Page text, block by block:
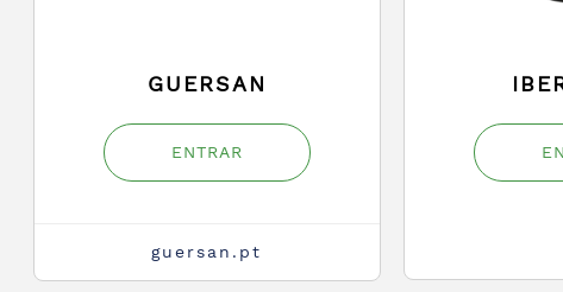
GUERSAN
ENTRAR
guersan.pt